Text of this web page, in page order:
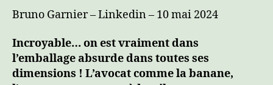
du
proche
!
Bruno Garnier – Linkedin – 10 mai 2024
Incroyable… on est vraiment dans
l’emballage absurde dans toutes ses
dimensions ! L’avocat comme la banane,